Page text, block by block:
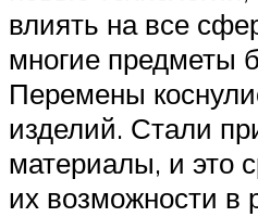
влиять на все
многие предметы
Перемены
изделий. Стали
материалы, и это
их возможности в